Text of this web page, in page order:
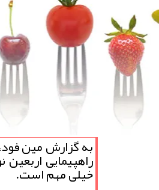
به گزارش مین
راهپیمایی
خیلی مهم است.